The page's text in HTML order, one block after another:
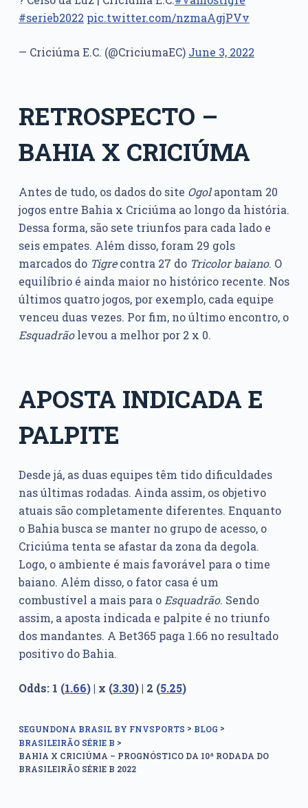
#serieb2022 pic.twitter.com/nzmaAgjPVv
— Criciúma E.C. (@CriciumaEC) June 3, 2022
RETROSPECTO –
BAHIA X CRICIÚMA
Antes de tudo, os dados do site Ogolapontam 20
jogos entre Bahia x Criciúma ao longo da história.
Dessa forma, são sete triunfos para cada lado e
seis empates. Além disso, foram 29 gols
marcados do Tigrecontra 27 do Tricolor baiano. O
equilíbrio é ainda maior no histórico recente. Nos
últimos quatro jogos, por exemplo, cada equipe
venceu duas vezes. Por fim, no último encontro, o
Esquadrãolevou a melhor por 2 x 0.
APOSTA INDICADA E
PALPITE
Desde já, as duas equipes têm tido dificuldades
nas últimas rodadas. Ainda assim, os objetivo
atuais são completamente diferentes. Enquanto
o Bahia busca se manter no grupo de acesso, o
Criciúma tenta se afastar da zona da degola.
Logo, o ambiente é mais favorável para o time
baiano. Além disso, o fator casa é um
combustível a mais para oEsquadrão. Sendo
assim, a aposta indicada e palpite é no triunfo
dos mandantes. A Bet365 paga 1.66 no resultado
positivo do Bahia.
Odds: 1 (1.66) | x (3.30) | 2 (5.25)
SEGUNDONA BRASIL BY FNVSPORTS > BLOG >
BRASILEIRÃO SÉRIE B >
BAHIA X CRICIÚMA – PROGNÓSTICO DA 10ª RODADA DO
BRASILEIRÃO SÉRIE B 2022